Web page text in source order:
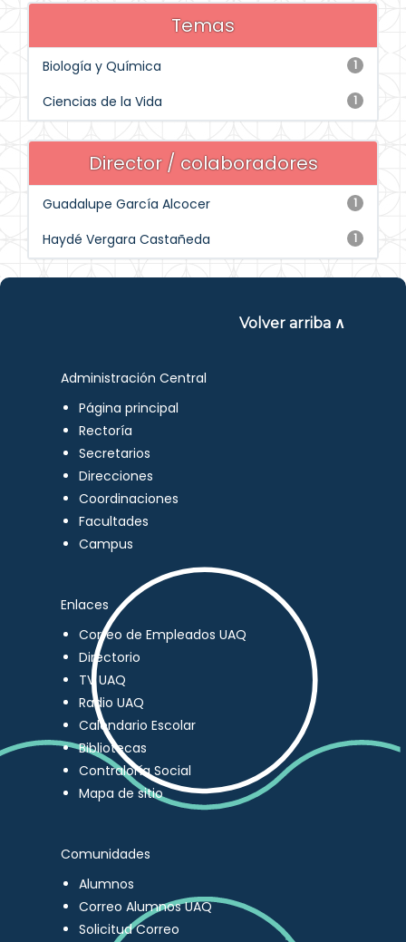
Temas
1
Biología y Química
1
Ciencias de la Vida
Director / colaboradores
1
Guadalupe García Alcocer
1
Haydé Vergara Castañeda
Volver arriba ∧
Administración Central
Página principal
Rectoría
Secretarios
Direcciones
Coordinaciones
Facultades
Campus
Enlaces
Correo de Empleados UAQ
Directorio
TV UAQ
Radio UAQ
Calendario Escolar
Bibliotecas
Contraloría Social
Mapa de sitio
Comunidades
Alumnos
Correo Alumnos UAQ
Solicitud Correo